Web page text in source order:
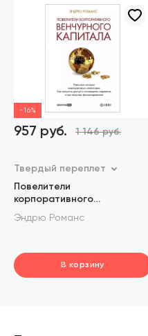
-16%
957 руб. 1 146 руб.
Твердый переплет
Повелители
корпоративного
венчурного капитала:
Реальные истории
Эндрю Романс
В корзину